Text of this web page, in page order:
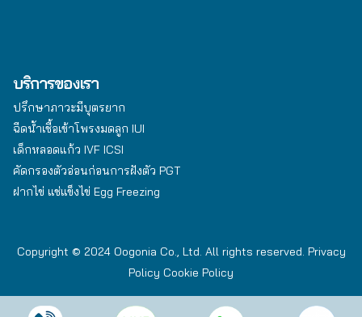
บริการของเรา
ปรึกษาภาวะมีบุตรยาก
ฉีดน้ำเชื้อเข้าโพรงมดลูก IUI
เด็กหลอดแก้ว IVF ICSI
คัดกรองตัวอ่อนก่อนการฝังตัว PGT
ฝากไข่ แช่แข็งไข่ Egg Freezing
Copyright © 2024 Oogonia Co., Ltd. All rights reserved. Privacy
Policy Cookie Policy